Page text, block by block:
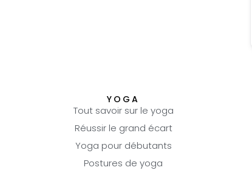
YOGA
Tout savoir sur le yoga
Réussir le grand écart
Yoga pour débutants
Postures de yoga